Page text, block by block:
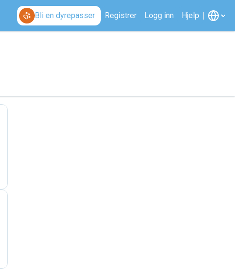
Bli en dyrepasser Registrer Logg inn Hjelp